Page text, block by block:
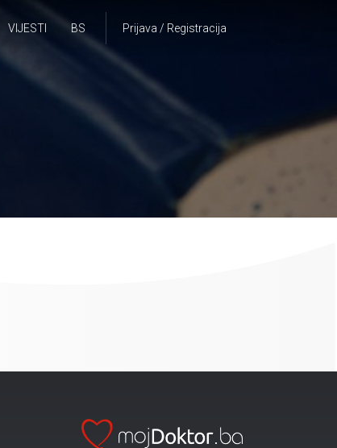
Prijava / Registracija
VIJESTI BS